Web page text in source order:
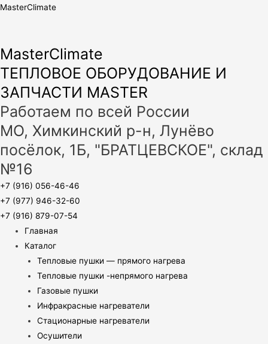
MasterClimate
MasterClimate
ТЕПЛОВОЕ ОБОРУДОВАНИЕ И
ЗАПЧАСТИ MASTER
Работаем по всей России
МО, Химкинский р-н, Лунёво
посёлок, 1Б, "БРАТЦЕВСКОЕ", склад
№16
+7 (916) 056-46-46
+7 (977) 946-32-60
+7 (916) 879-07-54
Главная
Каталог
Тепловые пушки — прямого нагрева
Тепловые пушки -непрямого нагрева
Газовые пушки
Инфракрасные нагреватели
Стационарные нагреватели
Осушители